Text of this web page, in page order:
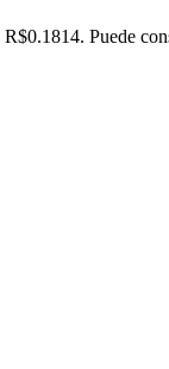
Puede